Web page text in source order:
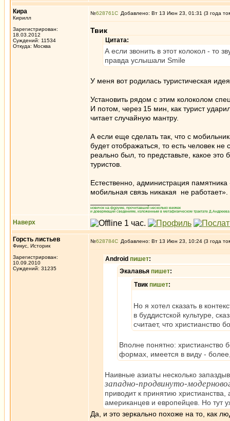
Кира
Кирилл
Зарегистрирован:
18.03.2012
Суждений: 11534
Откуда: Москва
№628761 Добавлено: Вт 13 Июн 23, 01:31 (3 года
Твик
Цитата:
А если звонить в этот колокол - то
правда услышали Smile
У меня вот родилась туристическая
Установить рядом с этим колоколом
И потом, через 15 мин, как турист
читает случайную мантру.
А если еще сделать так, что с
будет отображаться, то есть человек
реально был, то представьте, какое это
туристов.
Естественно, администрация
мобильная связь никакая не работает».
новичок на форуме, прочитавший несколько книжек
и доверяющий сведениям, изложенным в метафизическом трактате
Наверх
Горсть листьев
Фикус, Историк
Зарегистрирован:
10.09.2010
Суждений: 31235
№628784 Добавлено: Вт 13 Июн 23, 10:24 (3 года
Android пишет:
Экалавья пишет:
Твик пишет:
Но я хотел сказать в
в буддистской культуре,
считает, что христианство
Вполне понятно: христианство
формах, имеется в виду -
Наивные азиаты несколько
западно-продвинуто-
приводит к принятию
американцев и европейцев. Но тут
Да, и это зеркально похоже на то, как